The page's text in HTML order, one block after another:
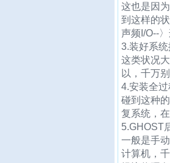
这也是因
到这样的
声频I/O--
3.装好系
这类状况
以，千万
4.安装全
碰到这种
复系统，
5.GHOST
一般是手
计算机，